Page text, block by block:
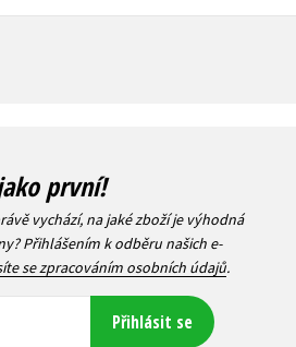
první!
vychází, na jaké zboží je výhodná
Přihlášením k odběru našich e-
se zpracováním osobních údajů.
Přihlásit se